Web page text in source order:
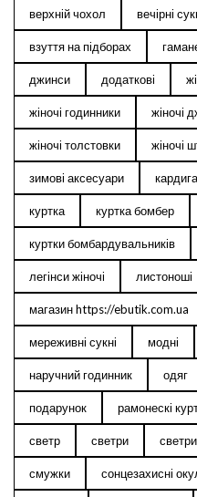
верхній чохол вечірні
взуття на підборах
джинси додаткові
жіночі годинники жіночі
жіночі толстовки жіночі
зимові аксесуари
куртка куртка бомбер
куртки бомбардувальників
легінси жіночі листоноші
магазин https://ebutik.com.ua
мереживні сукні модні
наручний годинник одяг
подарунок рамонескі
светр светри светри
смужки сонцезахисні